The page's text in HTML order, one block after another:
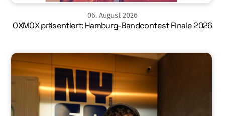
06. August 2026
OXMOX präsentiert: Hamburg-Bandcontest Finale 2026